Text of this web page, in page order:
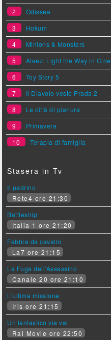
2
Odissea
3
Hokum
4
Minions & Monsters
5
Ateez: Light the Way in
6
Toy Story 5
7
Il Diavolo veste Prada 2
8
Le città di pianura
9
Primavera
10
Terapia di famiglia
Stasera in Tv
Il padrino
Rete4 ore 21:30
Battleship
Italia 1 ore 21:20
Febbre da cavallo
La7 ore 21:15
La Fuga dell'Assassino
Canale 20 ore 21:10
L'ultima missione
Iris ore 21:15
Un fantastico via vai
Rai Movie ore 22:50